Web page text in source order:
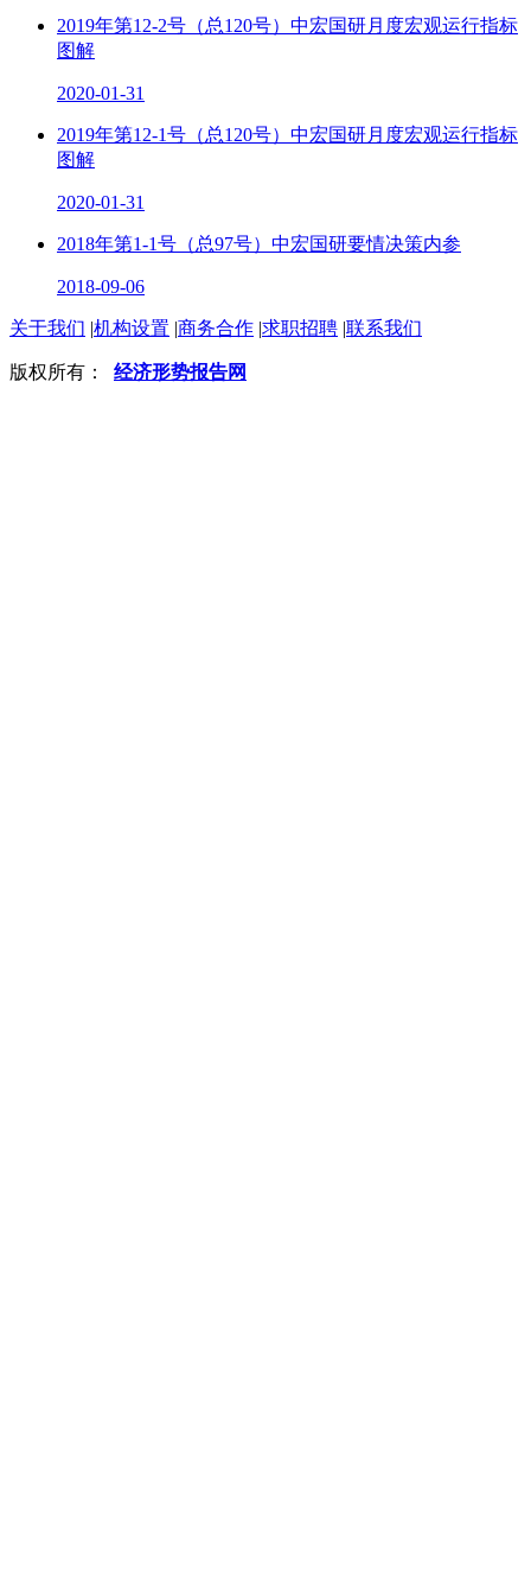
2019年第12-2号（总120号）中宏国研月度宏观运行指标
图解
2020-01-31
2019年第12-1号（总120号）中宏国研月度宏观运行指标
图解
2020-01-31
2018年第1-1号（总97号）中宏国研要情决策内参
2018-09-06
关于我们 |机构设置 |商务合作 |求职招聘 |联系我们
版权所有： 经济形势报告网